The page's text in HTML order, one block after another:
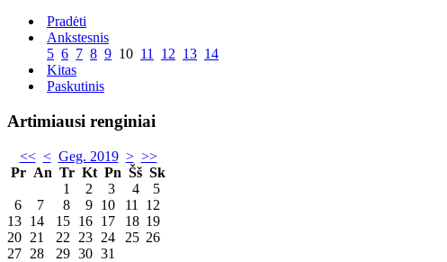
Pradėti
Ankstesnis
5 6 7 8 9 10 11 12 13 14
Kitas
Paskutinis
Artimiausi renginiai
<< < Geg. 2019 > >>
Pr An Tr Kt Pn Šš Sk
1
2 3 4
5
6
7 8 9 10 11
12
13 14 15 16 17 18 19
20 21 22 23 24 25 26
27 28 29 30 31